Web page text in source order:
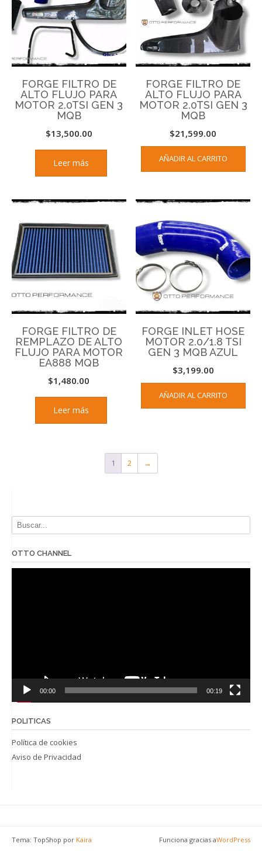
FORGE FILTRO DE
ALTO FLUJO PARA
MOTOR 2.0TSI GEN 3
MQB
$13,500.00
Leer más
FORGE FILTRO DE
ALTO FLUJO PARA
MOTOR 2.0TSI GEN 3
MQB
$21,599.00
AÑADIR AL CARRITO
FORGE FILTRO DE
REMPLAZO DE ALTO
FLUJO PARA MOTOR
EA888 MQB
$1,480.00
Leer más
FORGE INLET HOSE
MOTOR 2.0/1.8 TSI
GEN 3 MQB AZUL
$3,199.00
AÑADIR AL CARRITO
1 2 →
OTTO CHANNEL
00:00 00:19
POLITICAS
Política de cookies
Aviso de Privacidad
Tema: TopShop por Kaira Funciona gracias aWordPress